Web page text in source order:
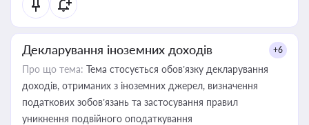
Декларування іноземних доходів +6
Про що тема: Тема стосується обов’язку декларування
доходів, отриманих з іноземних джерел, визначення
податкових зобов’язань та застосування правил
уникнення подвійного оподаткування